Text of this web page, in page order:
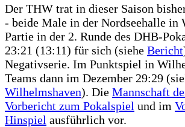
Der THW trat in dieser Saison
- beide Male in der Nordseehalle in
Partie in der 2. Runde des DHB-
23:21 (13:11) für sich (siehe Bericht
Negativserie. Im Punktspiel in
Teams dann im Dezember 29:29
Wilhelmshaven). Die Mannschaft
Vorbericht zum Pokalspiel und im
Hinspiel ausführlich vor.